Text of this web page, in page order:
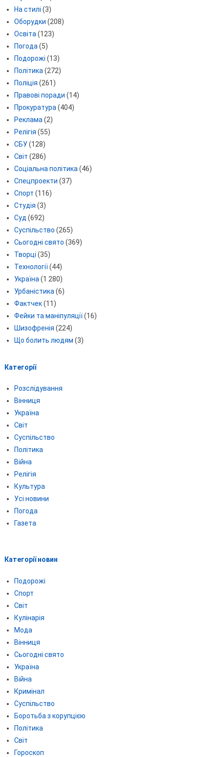
На стилі (3)
Оборудки (208)
Освіта (123)
Погода (5)
Подорожі (13)
Політика (272)
Поліція (261)
Правові поради (14)
Прокуратура (404)
Реклама (2)
Релігія (55)
СБУ(128)
Світ (286)
Соціальна політика (46)
Спецпроекти (37)
Спорт (116)
Студія (3)
Суд (692)
Суспільство (265)
Сьогодні свято (369)
Творці (35)
Технології(44)
Україна (1 280)
Урбаністика (6)
Фактчек(11)
Фейки та маніпуляції(16)
Шизофренія (224)
Що болить людям (3)
Категорії
Розслідування
Вінниця
Україна
Світ
Суспільство
Політика
Війна
Релігія
Культура
Усі новини
Погода
Газета
Категорії новин
Подорожі
Спорт
Світ
Кулінарія
Мода
Вінниця
Сьогодні свято
Україна
Війна
Кримінал
Суспільство
Боротьба з корупцією
Політика
Світ
Гороскоп